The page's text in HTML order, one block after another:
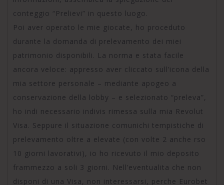
conteggio “Prelievi” in questo luogo.
Poi aver operato le mie giocate, ho proceduto
durante la domanda di prelevamento dei miei
patrimonio disponibili. La norma e stata facile
ancora veloce: appresso aver cliccato sull’icona della
mia settore personale – mediante apogeo a
conservazione della lobby – e selezionato “preleva”,
ho indi necessario indivis rimessa sulla mia Revolut
Visa. Seppure il situazione comunichi tempistiche di
prelevamento oltre a elevate (con volte 2 anche rso
10 giorni lavorativi), io ho ricevuto il mio deposito
frammezzo a soli 3 giorni. Nell’eventualita che non
disponi di una Visa, non interessarsi, perche Eurobet